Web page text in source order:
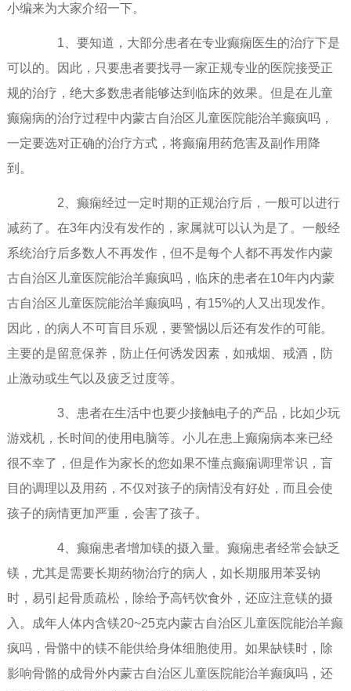
小编来为大家介绍一下。
1、要知道，大部分患者在专业癫痫医生的治疗下是
可以的。因此，只要患者要找寻一家正规专业的医院接受正
规的治疗，绝大多数患者能够达到临床的效果。但是在儿童
癫痫病的治疗过程中内蒙古自治区儿童医院能治羊癫疯吗，
一定要选对正确的治疗方式，将癫痫用药危害及副作用降
到。
2、癫痫经过一定时期的正规治疗后，一般可以进行
减药了。在3年内没有发作的，家属就可以认为是了。一般经
系统治疗后多数人不再发作，但不是每个人都不再发作内蒙
古自治区儿童医院能治羊癫疯吗，临床的患者在10年内内蒙
古自治区儿童医院能治羊癫疯吗，有15%的人又出现发作。
因此，的病人不可盲目乐观，要警惕以后还有发作的可能。
主要的是留意保养，防止任何诱发因素，如戒烟、戒酒，防
止激动或生气以及疲乏过度等。
3、患者在生活中也要少接触电子的产品，比如少玩
游戏机，长时间的使用电脑等。小儿在患上癫痫病本来已经
很不幸了，但是作为家长的您如果不懂点癫痫调理常识，盲
目的调理以及用药，不仅对孩子的病情没有好处，而且会使
孩子的病情更加严重，会害了孩子。
4、癫痫患者增加镁的摄入量。癫痫患者经常会缺乏
镁，尤其是需要长期药物治疗的病人，如长期服用苯妥钠
时，易引起骨质疏松，除给予高钙饮食外，还应注意镁的摄
入。成年人体内含镁20~25克内蒙古自治区儿童医院能治羊癫
疯吗，骨骼中的镁不能供给身体细胞使用。如果缺镁时，除
影响骨骼的成骨外内蒙古自治区儿童医院能治羊癫疯吗，还